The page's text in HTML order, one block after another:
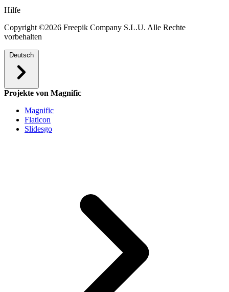
Hilfe
Copyright ©2026 Freepik Company S.L.U. Alle Rechte
vorbehalten
Deutsch
Projekte von Magnific
Magnific
Flaticon
Slidesgo